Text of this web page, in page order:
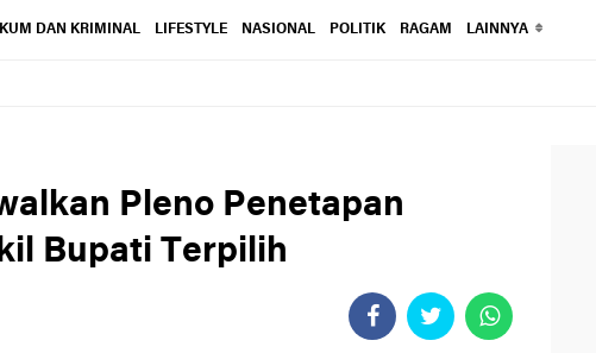
DAN KRIMINAL LIFESTYLE NASIONAL POLITIK RAGAM LAINNYA
Pleno Penetapan
Bupati Terpilih